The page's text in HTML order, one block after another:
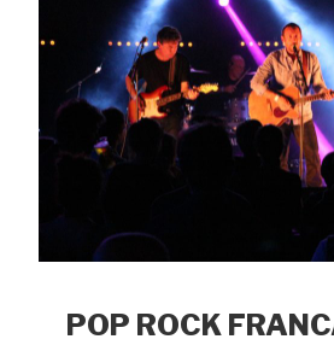
POP ROCK